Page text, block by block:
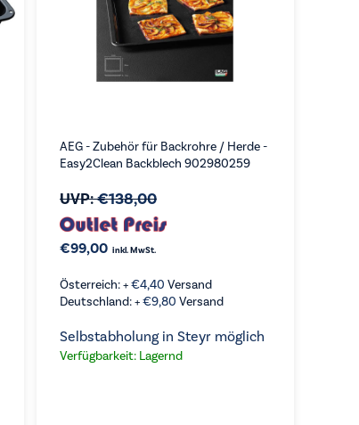
KAUFEN
VERGLEICHEN
AEG - Zubehör für Backrohre / Herde -
Easy2Clean Backblech 902980259
UVP:€138,00
€99,00 inkl. MwSt.
Österreich: +€4,40 Versand
Deutschland: +€9,80 Versand
Selbstabholung in Steyr möglich
Verfügbarkeit: Lagernd